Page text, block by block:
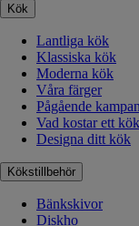
Kök
Lantliga kök
Klassiska kök
Moderna kök
Våra färger
Pågående
Vad kostar ett
Designa ditt kök
Kökstillbehör
Bänkskivor
Diskho